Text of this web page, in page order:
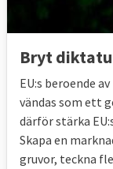
Bryt
EU:s beroende
vändas som ett
därför stärka
Skapa en
gruvor, teckna